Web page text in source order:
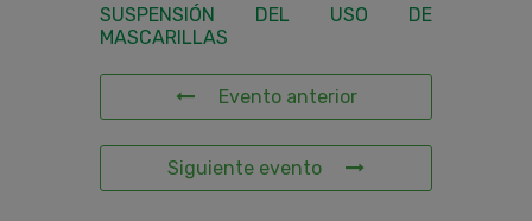
SUSPENSIÓN DEL USO DE
MASCARILLAS
Evento anterior
Siguiente evento